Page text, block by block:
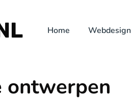
Home Webdesign
ontwerpen